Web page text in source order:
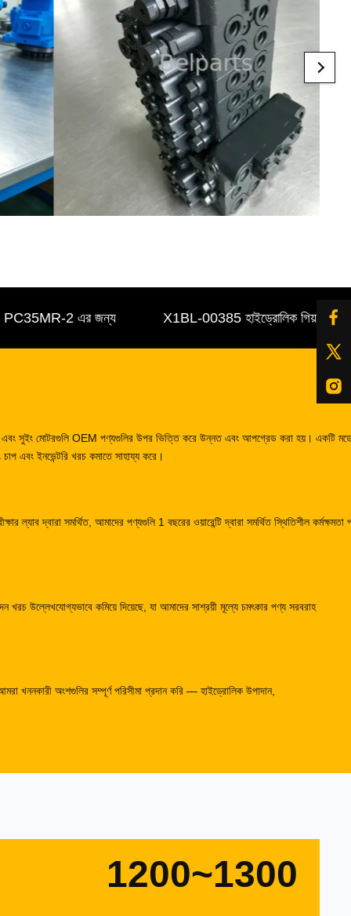
2 এর জন্য X1BL-00385 হাইড্রোলিক গিয়ার পাম্প,
এবং সুইং মোটরগুলি OEM পণ্যগুলির উপর ভিত্তি করে উন্নত এবং আপগ্রেড করা হয়। একটি
এবং ইনভেন্টরি খরচ কমাতে সাহায্য করে।
ল্যাব দ্বারা সমর্থিত, আমাদের পণ্যগুলি 1 বছরের ওয়ারেন্টি দ্বারা সমর্থিত স্থিতিশীল কর্মক্ষমতা
উল্লেখযোগ্যভাবে কমিয়ে দিয়েছে, যা আমাদের সাশ্রয়ী মূল্যে চমৎকার পণ্য সরবরাহ
খননকারী অংশগুলির সম্পূর্ণ পরিসীমা প্রদান করি — হাইড্রোলিক উপাদান,
1200~1300